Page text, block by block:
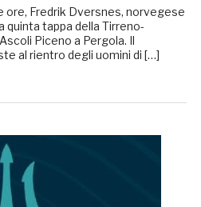
ore, Fredrik Dversnes, norvegese
quinta tappa della Tirreno-
Piceno a Pergola. Il
al rientro degli uomini di […]